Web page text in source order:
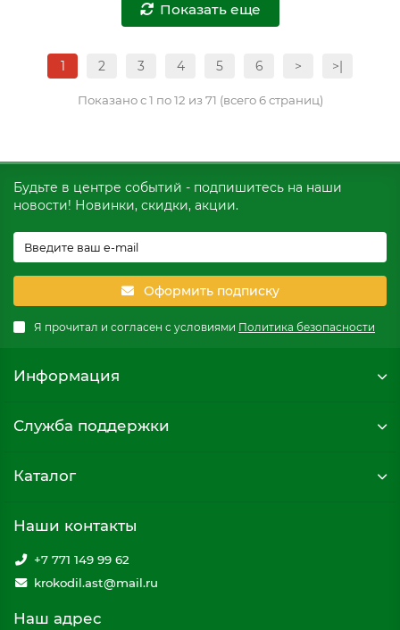
Показать еще
1 2 3 4 5 6 > >|
Показано с 1 по 12 из 71 (всего 6 страниц)
Будьте в центре событий - подпишитесь на наши
новости! Новинки, скидки, акции.
Оформить подписку
Я прочитал и согласен с условиями Политика безопасности
Информация
Служба поддержки
Каталог
Наши контакты
+7 771 149 99 62
krokodil.ast@mail.ru
Наш адрес